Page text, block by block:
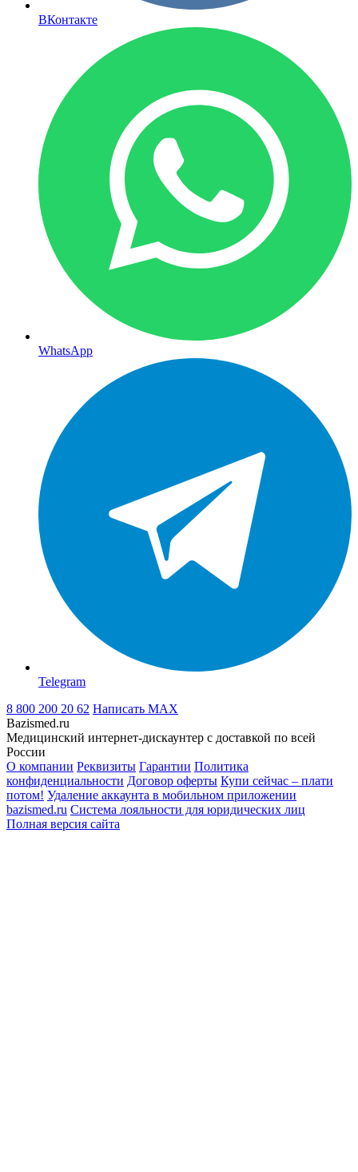
ВКонтакте
WhatsApp
Telegram
8 800 200 20 62 Написать MAX
Bazismed.ru
Медицинский интернет-дискаунтер с доставкой по всей
России
О компании Реквизиты Гарантии Политика
конфиденциальности Договор оферты Купи сейчас – плати
потом! Удаление аккаунта в мобильном приложении
bazismed.ru Система лояльности для юридических лиц
Полная версия сайта